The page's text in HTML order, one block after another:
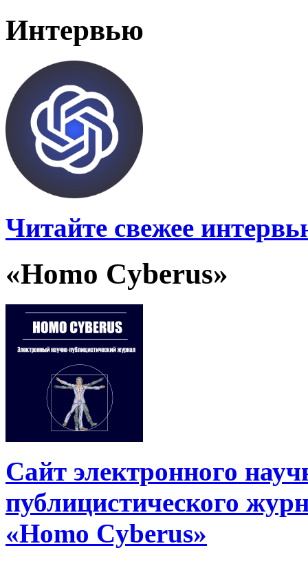
Интервью
Читайте свежее
«Homo Cyberus»
Сайт электронного
публицистического
«Homo Cyberus»